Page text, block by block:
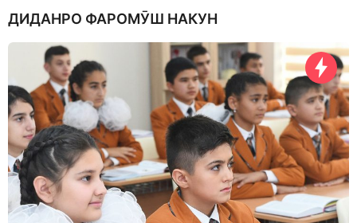
y
a
g
o
ДИДАНРО ФАРОМӮШ НАКУН